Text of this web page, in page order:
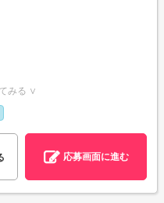
みる ∨
応募画面に進む